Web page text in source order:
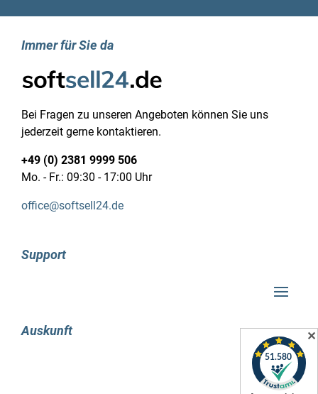
eigenen Rechner begrenzt ist. Der Hintergrund
anspruchsvolle Anforderungen befürchten, um
die Performance wieder zu verbessern. So
falsch liegt man nicht einmal, wenn man selbst
nach relevanten Bereichen und
Optimierungsmöglichkeiten sucht. Jedoch bietet
die softsell24 2023 eine äußerst gute Lösung,
da die Entwickler hier den Fokus auf eine
effiziente Handhabung legen. Daher erweist sich
Inbetriebnahme und Durchführung von
Optimierungen. Eine Option, die dies erleichtert,
ist die praktische 1-Klick-Optimierung. Nach der
Immer für Sie da
Bei Fragen zu unseren Angeboten können Sie uns
jederzeit gerne kontaktieren.
+49 (0) 2381 9999 506
Mo. - Fr.: 09:30 - 17:00 Uhr
office@softsell24.de
Support
Auskunft ✕